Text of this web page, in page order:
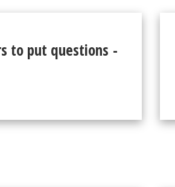
to put questions -